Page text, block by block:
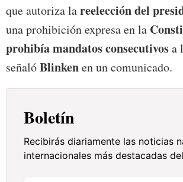
que autoriza lareelección del
una prohibición expresa en la
prohibía mandatos consecutivosa
señalóBlinkenen un comunicado.
Boletín
Recibirás diariamente las noticias
internacionales más destacadas